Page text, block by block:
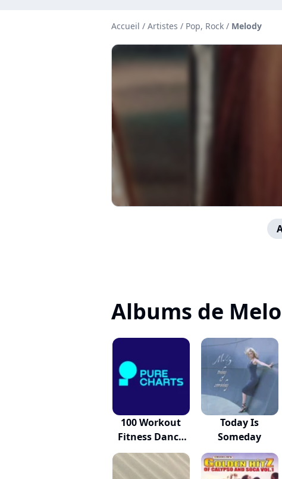
Accueil / Artistes / Pop, Rock / Melody
Albums de
100 Workout
Fitness Dance
Par...
Today Is
Someday